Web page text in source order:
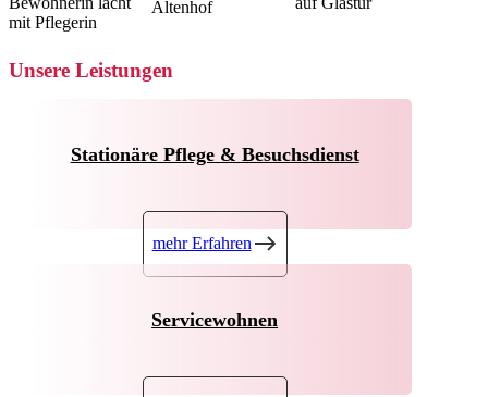
Unsere Leistungen
Stationäre Pflege & Besuchsdienst
mehr Erfahren
Servicewohnen